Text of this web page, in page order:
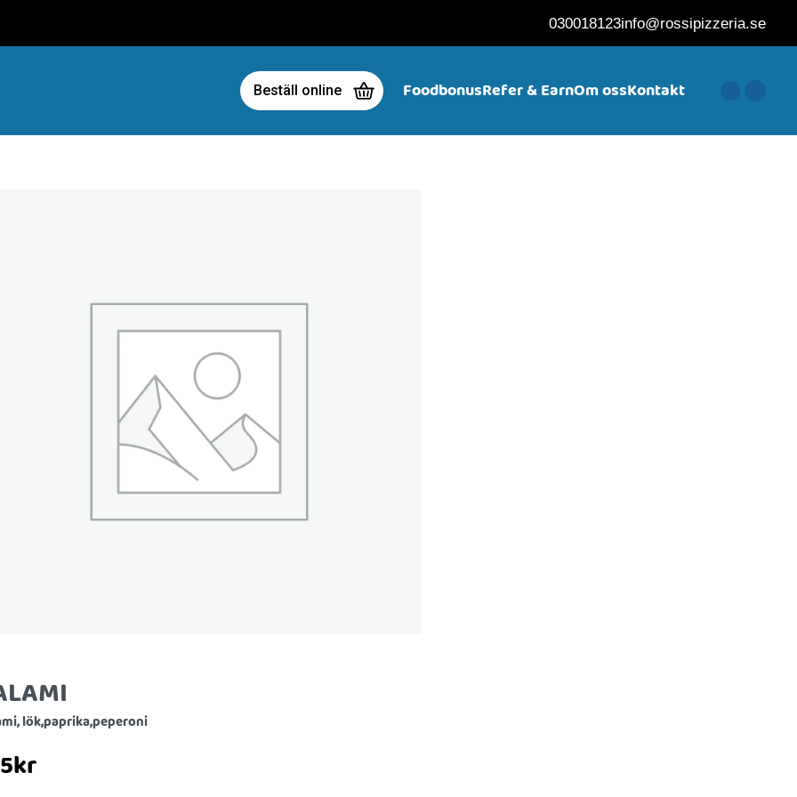
030018123info@rossipizzeria.se
Beställ online FoodbonusRefer & EarnOm ossKontakt
lök,paprika,peperoni
kr